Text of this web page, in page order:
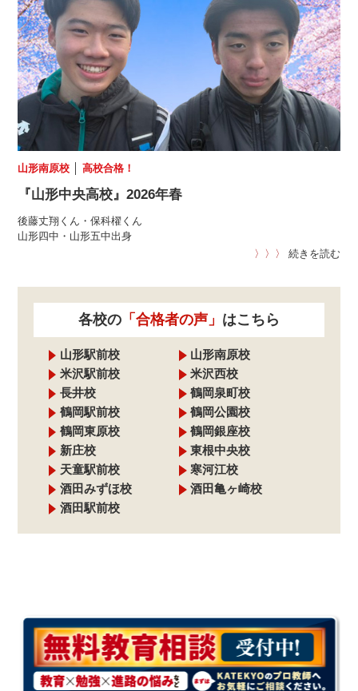
山形南原校 │高校合格！
『山形中央高校』2026年春
後藤丈翔くん・保科櫂くん
山形四中・山形五中出身
〉〉〉
続きを読む
各校の 「合格者の声」 はこちら
山形駅前校
山形南原校
米沢駅前校
米沢西校
長井校
鶴岡泉町校
鶴岡駅前校
鶴岡公園校
鶴岡東原校
鶴岡銀座校
新庄校
東根中央校
天童駅前校
寒河江校
酒田みずほ校
酒田亀ヶ崎校
酒田駅前校